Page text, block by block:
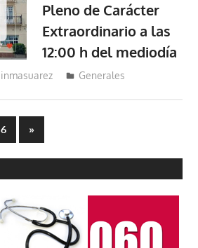
Pleno de Carácter
Extraordinario a las
12:00 h del mediodía
inmasuarez Generales
6
Entradas
siguientes
»